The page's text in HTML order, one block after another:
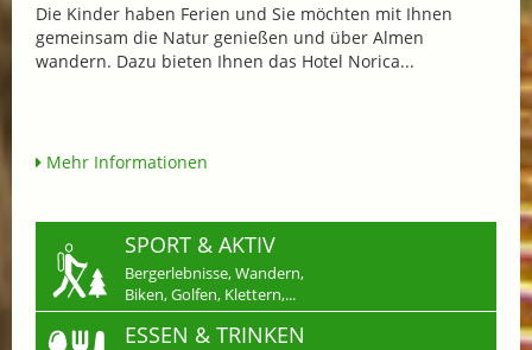
Die Kinder haben Ferien und Sie möchten mit Ihnen
gemeinsam die Natur genießen und über Almen
wandern. Dazu bieten Ihnen das Hotel Norica...
Mehr Informationen
SPORT & AKTIV
Bergerlebnisse, Wandern,
Biken, Golfen, Klettern,...
ESSEN & TRINKEN